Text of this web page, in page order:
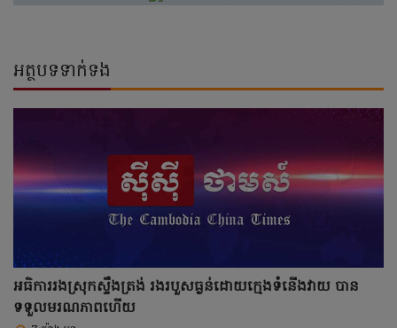
អត្ថបទទាក់ទង
អធិការរងស្រុកស្ទឹងត្រង់ រងរបួសធ្ងន់ដោយក្មេងទំនើងវាយ បាន
ទទួលមរណភាពហើយ